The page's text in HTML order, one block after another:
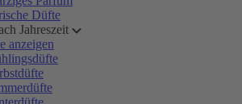
Düfte
Jahreszeit
anzeigen